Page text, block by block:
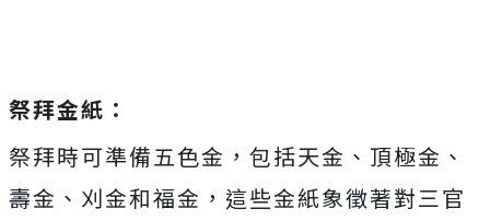
祭拜金紙：
祭拜時可準備五色金，包括天金、頂極金、
壽金、刈金和福金，這些金紙象徵著對三官